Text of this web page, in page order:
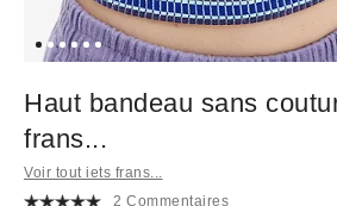
Haut bandeau sans
frans...
Voir tout iets frans...
2 Commentaires